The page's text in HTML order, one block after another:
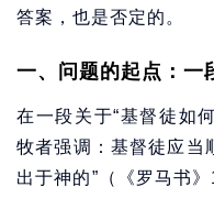
答案，也是否定的。
一、问题的起点：一
在一段关于“基督徒如
牧者强调：基督徒应当
出于神的”（《罗马书